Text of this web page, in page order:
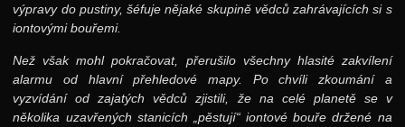
výpravy do pustiny, šéfuje nějaké skupině vědců zahrávajících si s
iontovými bouřemi.
Než však mohl pokračovat, přerušilo všechny hlasité zakvílení
alarmu od hlavní přehledové mapy. Po chvíli zkoumání a
vyzvídání od zajatých vědců zjistili, že na celé planetě se v
několika uzavřených stanicích „pěstují“ iontové bouře držené na